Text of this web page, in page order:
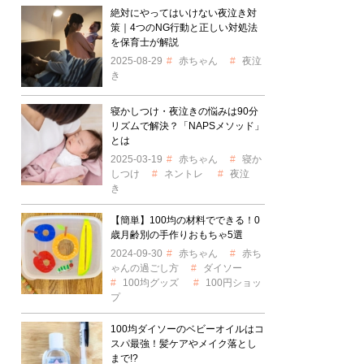
絶対にやってはいけない夜泣き対
策｜4つのNG行動と正しい対処法
を保育士が解説
2025-08-29
赤ちゃん
夜泣
き
寝かしつけ・夜泣きの悩みは90分
リズムで解決？「NAPSメソッド」
とは
2025-03-19
赤ちゃん
寝か
しつけ
ネントレ
夜泣
き
【簡単】100均の材料でできる！0
歳月齢別の手作りおもちゃ5選
2024-09-30
赤ちゃん
赤ち
ゃんの過ごし方
ダイソー
100均グッズ
100円ショッ
プ
100均ダイソーのベビーオイルはコ
スパ最強！髪ケアやメイク落とし
まで!?